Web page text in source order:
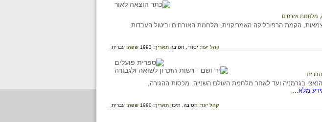
מלחמת אזרחים
הקמת הרפובליקה האמריקנית, מלחמת האזרחים וביטול העבדות,
קהל יעד: יסודי, חטיבה תאריך: 1993 שפה: עברית
הברית
בגרמניה ועד לאחר מלחמת העולם השנייה. מכסות ההגירה,
מלא...
קהל יעד: חטיבה, תיכון תאריך: 1990 שפה: עברית